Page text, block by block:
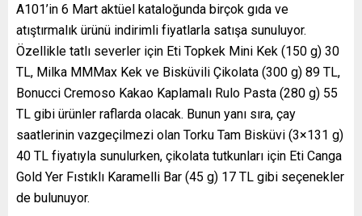
A101’in 6 Mart aktüel kataloğunda birçok gıda ve
atıştırmalık ürünü indirimli fiyatlarla satışa sunuluyor.
Özellikle tatlı severler için Eti Topkek Mini Kek (150 g) 30
TL, Milka MMMax Kek ve Bisküvili Çikolata (300 g) 89 TL,
Bonucci Cremoso Kakao Kaplamalı Rulo Pasta (280 g) 55
TL gibi ürünler raflarda olacak. Bunun yanı sıra, çay
saatlerinin vazgeçilmezi olan Torku Tam Bisküvi (3×131 g)
40 TL fiyatıyla sunulurken, çikolata tutkunları için Eti Canga
Gold Yer Fıstıklı Karamelli Bar (45 g) 17 TL gibi seçenekler
de bulunuyor.